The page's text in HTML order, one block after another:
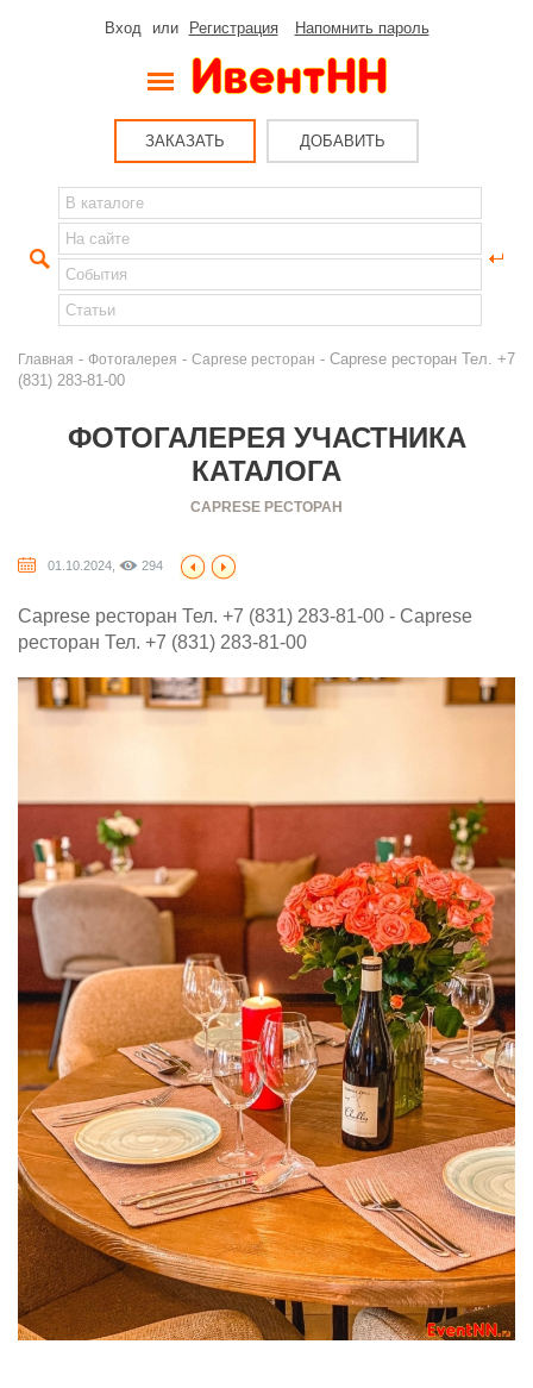
Вход или Регистрация Напомнить пароль
ЗАКАЗАТЬ ДОБАВИТЬ
Главная - Фотогалерея - Caprese ресторан - Caprese ресторан Тел. +7
(831) 283-81-00
ФОТОГАЛЕРЕЯ УЧАСТНИКА
КАТАЛОГА
CAPRESE РЕСТОРАН
01.10.2024, 294
Caprese ресторан Тел. +7 (831) 283-81-00 - Caprese
ресторан Тел. +7 (831) 283-81-00